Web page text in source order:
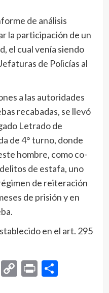
de análisis
la participación de un
el cual venía siendo
de Policías al
a las autoridades
recabadas, se llevó
Letrado de
de 4° turno, donde
hombre, como co-
de estafa, uno
de reiteración
de prisión y en
en el art. 295
Copy
Print